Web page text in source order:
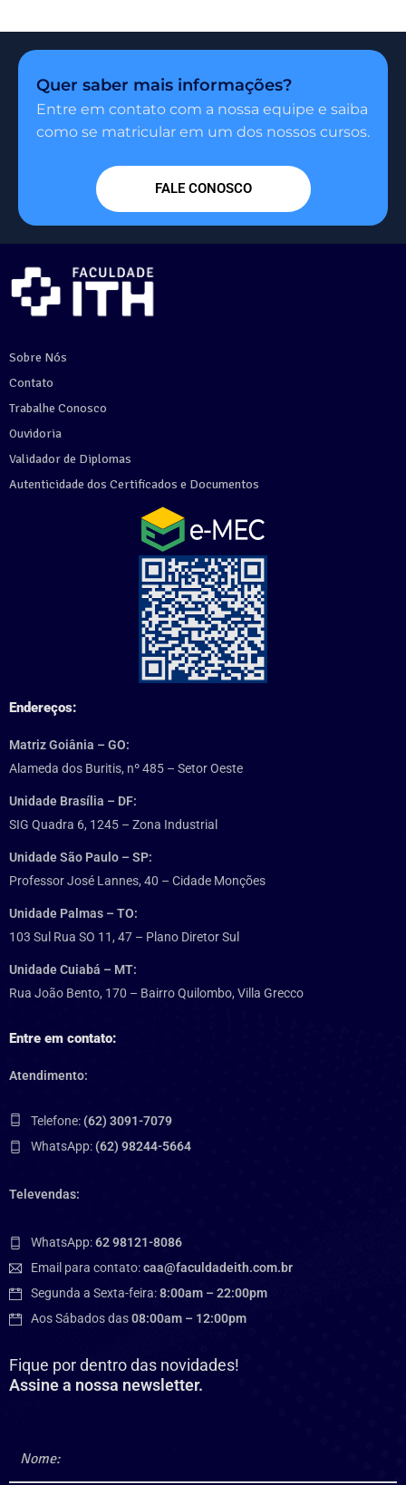
Quer saber mais informações?
Entre em contato com a nossa equipe e saiba
como se matricular em um dos nossos cursos.
FALE CONOSCO
Sobre Nós
Contato
Trabalhe Conosco
Ouvidoria
Validador de Diplomas
Autenticidade dos Certificados e Documentos
Endereços:
Matriz Goiânia – GO:
Alameda dos Buritis, nº 485 – Setor Oeste
Unidade Brasília – DF:
SIG Quadra 6, 1245 – Zona Industrial
Unidade São Paulo – SP:
Professor José Lannes, 40 – Cidade Monções
Unidade Palmas – TO:
103 Sul Rua SO 11, 47 – Plano Diretor Sul
Unidade Cuiabá – MT:
Rua João Bento, 170 – Bairro Quilombo, Villa Grecco
Entre em contato:
Atendimento:
Telefone: (62) 3091-7079
WhatsApp: (62) 98244-5664
Televendas:
WhatsApp:62 98121-8086
Email para contato:caa@faculdadeith.com.br
Segunda a Sexta-feira:8:00am – 22:00pm
Aos Sábados das08:00am – 12:00pm
Fique por dentro das novidades!
Assine a nossa newsletter.